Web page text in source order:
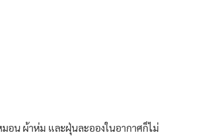
อน ผ้าห่ม และฝุ่นละอองในอากาศก็ไม่